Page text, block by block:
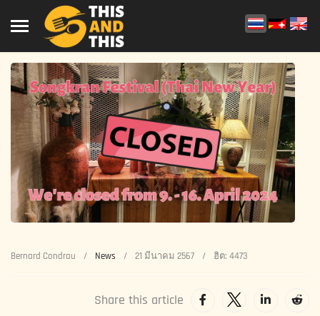
Bernard Condrau News 21 มีนาคม 2567 ฮิต: 4473
Share this article